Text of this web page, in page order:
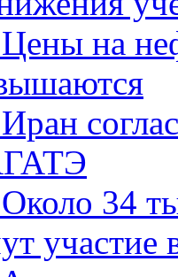
Цены на
Иран
Около 34
участие